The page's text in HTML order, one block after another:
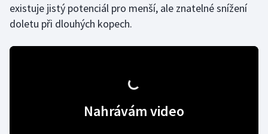
Ostatní
existuje jistý potenciál pro menší, ale znatelné snížení
doletu při dlouhých kopech.
Nahrávám video